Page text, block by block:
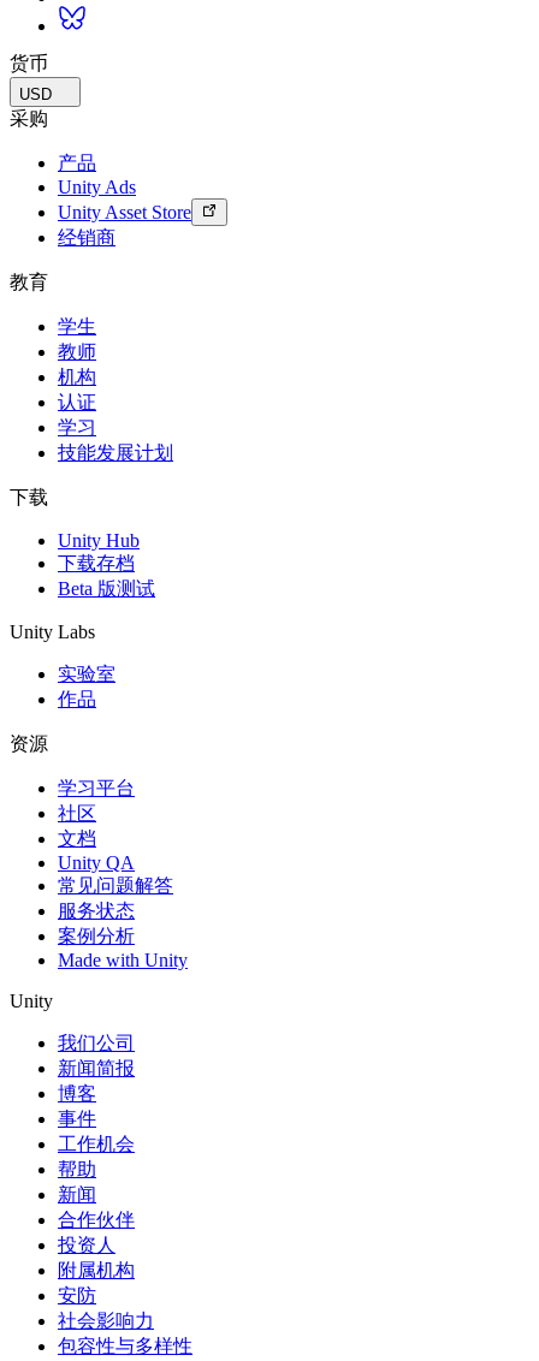
管理跨门店和D2C渠道的IAP（应用内购买）
商业化
通过 Unity 投放广告
使用案例
移动游戏
使用 Unity 打造移动端爆款游戏
独立游戏
小团队也能做出大游戏
XR 游戏
跨平台发布 XR 游戏
多人游戏
简化多人游戏开发
演示
演示、示例和构建模块
所有资源
新增功能
博客
更新、信息和技术提示
新闻
新闻、故事和新闻中心
增强您的教学
教育资助许可证
认证
证明您的Unity精通
货币
USD
采购
产品
Unity Ads
Unity Asset Store
经销商
教育
学生
教师
机构
认证
学习
技能发展计划
下载
Unity Hub
下载存档
Beta 版测试
Unity Labs
实验室
作品
资源
学习平台
社区
文档
Unity QA
常见问题解答
服务状态
案例分析
Made with Unity
Unity
我们公司
新闻简报
博客
事件
工作机会
帮助
新闻
合作伙伴
投资人
附属机构
安防
社会影响力
包容性与多样性